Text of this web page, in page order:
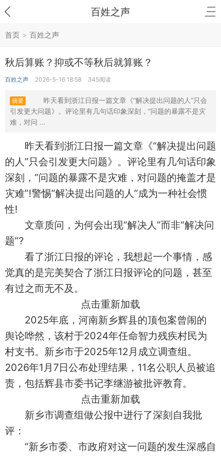
百姓之声
首页 > 百姓之声
秋后算账？抑或不等秋后就算账？
百姓之声 2026-5-16 18:58 345阅读
摘要
昨天看到浙江日报一篇文章《“解决提出问题的人”只会
引发更大问题》。评论里有几句话印象深刻，“问题的暴露不是灾
难，对问 ...
昨天看到浙江日报一篇文章《“解决提出问题
的人”只会引发更大问题》。评论里有几句话印象
深刻，“问题的暴露不是灾难，对问题的掩盖才是
灾难”!警惕“解决提出问题的人”成为一种社会惯
性!
文章质问，为何会出现“解决人”而非“解决问
题”?
看了浙江日报的评论，我想起一个事情，感
觉真的是完美契合了浙江日报评论的问题，甚至
有过之而无不及。
点击重新加载
2025年底，河南新乡辉县的顶包案曾闹的
舆论哗然，该村于2024年任命智力残疾村民为
村支书。新乡市于2025年12月成立调查组。
2026年1月7日公布处理结果，‌11名公职人员被追
责‌，包括辉县市委书记李继游被批评教育。
点击重新加载
新乡市调查组做公报中进行了深刻自我批
评：
“新乡市委、市政府对这一问题的发生深感自